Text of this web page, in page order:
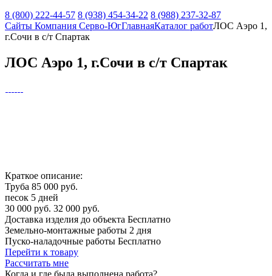
8 (800) 222-44-57 8 (938) 454-34-22 8 (988) 237-32-87
Сайты Компания Серво-ЮгГлавнаяКаталог работЛОС Аэро 1,
г.Сочи в с/т Спартак
ЛОС Аэро 1, г.Сочи в с/т Спартак
Краткое описание:
Труба 85 000 руб.
песок 5 дней
30 000 руб. 32 000 руб.
Доставка изделия до объекта Бесплатно
Земельно-монтажные работы 2 дня
Пуско-наладочные работы Бесплатно
Перейти к товару
Рассчитать мне
Когда и где была выполнена работа?